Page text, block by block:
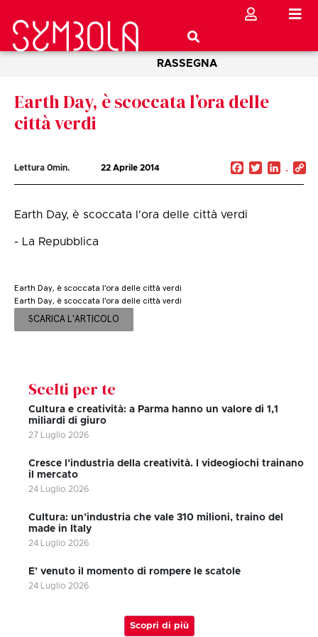
RASSEGNA
Earth Day, è scoccata l’ora delle
città verdi
Lettura 0min. 22 Aprile 2014 Facebook
Twitter
Earth Day, è scoccata l'ora delle città verdi
- La Repubblica
Earth Day, è scoccata l'ora delle città verdi
Earth Day, è scoccata l'ora delle città verdi
SCARICA L'ARTICOLO
Scelti per te
Cultura e creatività: a Parma hanno un valore di 1,1
miliardi di giuro
27 Luglio 2026
Cresce l’industria della creatività. I videogiochi trainano
il mercato
24 Luglio 2026
Cultura: un’industria che vale 310 milioni, traino del
made in Italy
24 Luglio 2026
E’ venuto il momento di rompere le scatole
24 Luglio 2026
Scopri di più